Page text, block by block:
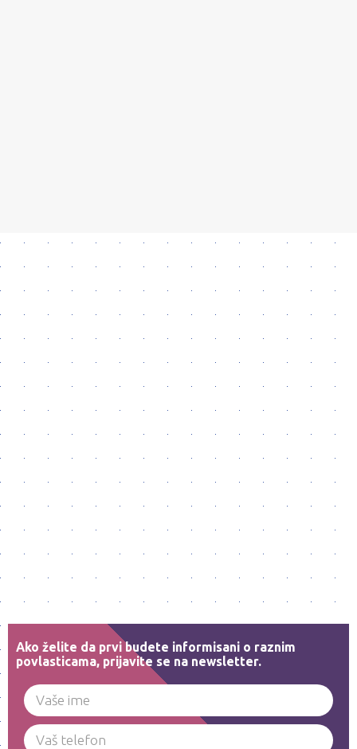
Ako želite da prvi budete informisani o raznim
povlasticama, prijavite se na newsletter.